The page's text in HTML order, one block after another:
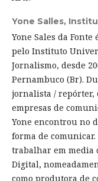
Yone Salles,
Yone Sales da
pelo Instituto
Jornalismo, desde
Pernambuco (Br).
jornalista / repórter,
empresas de
Yone encontrou no
forma de comunicar.
trabalhar em media
Digital,
como produtora de